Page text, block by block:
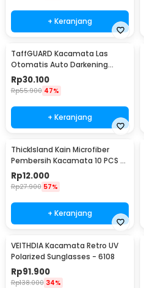
+ Keranjang
TaffGUARD Kacamata Las
Otomatis Auto Darkening
Soldering Goggles - 5100B
Rp30.100
Rp55.900 47%
+ Keranjang
ThickIsland Kain Microfiber
Pembersih Kacamata 10 PCS -
K-20P
Rp12.000
Rp27.900 57%
+ Keranjang
VEITHDIA Kacamata Retro UV
Polarized Sunglasses - 6108
Rp91.900
Rp138.000 34%